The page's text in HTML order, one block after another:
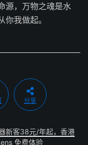
源，万物之魂是水
你我做起。
分享
新客38元/年起，香港
免费体验